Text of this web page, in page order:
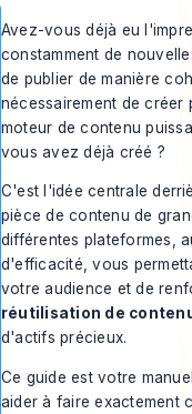
Avez-vous déjà eu
constamment de
de publier de manière
nécessairement de créer
moteur de contenu
vous avez déjà créé ?
C'est l'idée centrale
pièce de contenu de
différentes plateformes,
d'efficacité, vous
votre audience et de
réutilisation de
d'actifs précieux.
Ce guide est votre
aider à faire exactement